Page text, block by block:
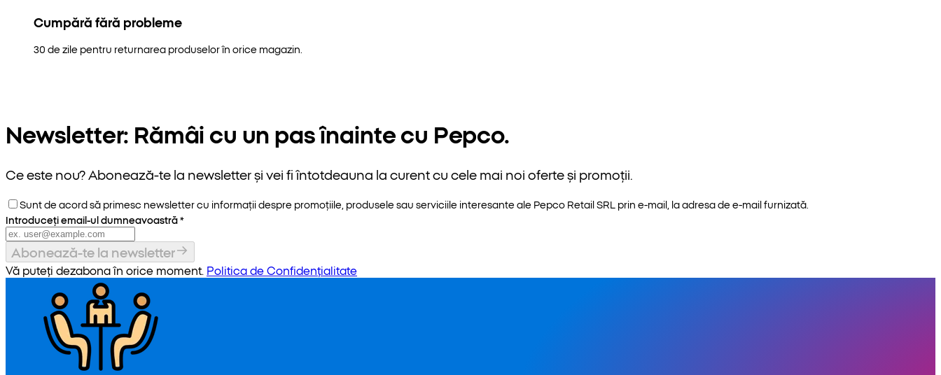
Cumpără fără probleme
30 de zile pentru returnarea produselor în orice magazin.
Newsletter: Rămâi cu un pas înainte cu Pepco.
Ce este nou? Abonează-te la newsletter și vei fi întotdeauna la curent cu cele mai noi oferte și promoții.
Sunt de acord să primesc newsletter cu informații despre promoțiile, produsele sau serviciile interesante ale Pepco Retail SRL prin e-mail, la adresa de e-mail furnizată.
Introduceți email-ul dumneavoastră*
Abonează-te la newsletter
Vă puteți dezabona în orice moment. Politica de Confidențialitate